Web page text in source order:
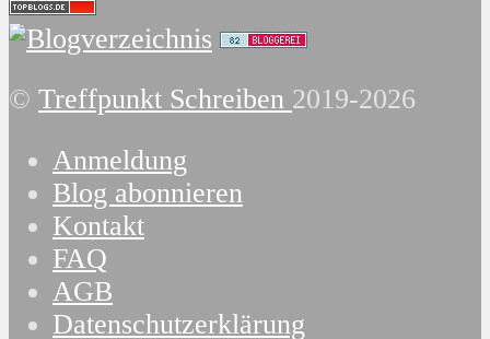
© Treffpunkt Schreiben 2019-2026
Anmeldung
Blog abonnieren
Kontakt
FAQ
AGB
Datenschutzerklärung